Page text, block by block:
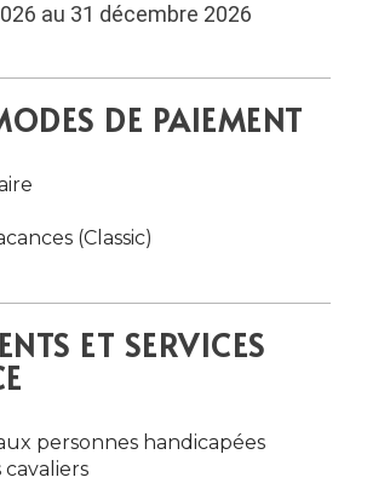
au 31 décembre 2026
DE PAIEMENT
(Classic)
ET SERVICES
personnes handicapées